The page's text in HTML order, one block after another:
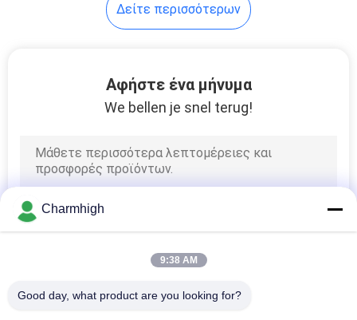
Δείτε περισσότερων
Αφήστε ένα μήνυμα
We bellen je snel terug!
Charmhigh
9:38 AM
Good day, what product are you looking for?